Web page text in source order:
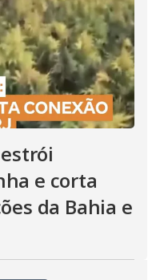
e corta
da Bahia e